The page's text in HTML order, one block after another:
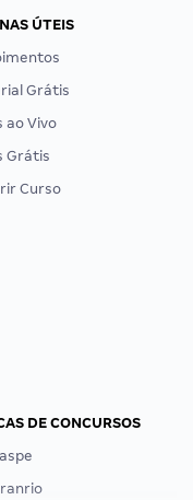
ÚTEIS
Grátis
ao Vivo
Grátis
Curso
DE CONCURSOS